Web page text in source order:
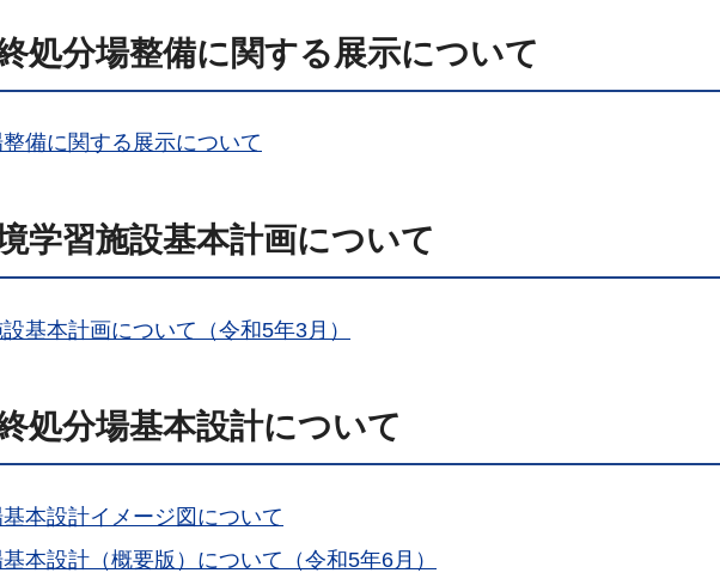
処分場整備に関する展示について
備に関する展示について
学習施設基本計画について
基本計画について（令和5年3月）
処分場基本設計について
本設計イメージ図について
本設計（概要版）について（令和5年6月）